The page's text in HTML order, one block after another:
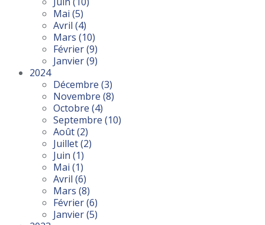
Mai (5)
Avril (4)
Mars (10)
Février(9)
Janvier(9)
2024
Décembre (3)
Novembre (8)
Octobre (4)
Septembre (10)
Août(2)
Juillet(2)
Juin (1)
Mai (1)
Avril (6)
Mars (8)
Février(6)
Janvier(5)